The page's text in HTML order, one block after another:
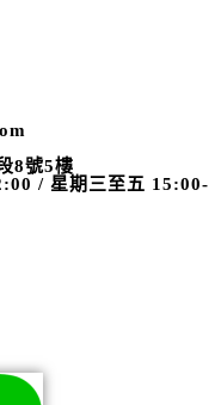
8號5樓
/ 星期三至五 15:00-